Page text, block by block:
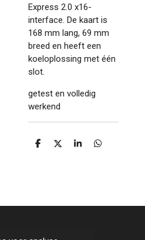
Express 2.0 x16-
interface. De kaart is
168 mm lang, 69 mm
breed en heeft een
koeloplossing met één
slot.
getest en volledig
werkend
D
D
S
D